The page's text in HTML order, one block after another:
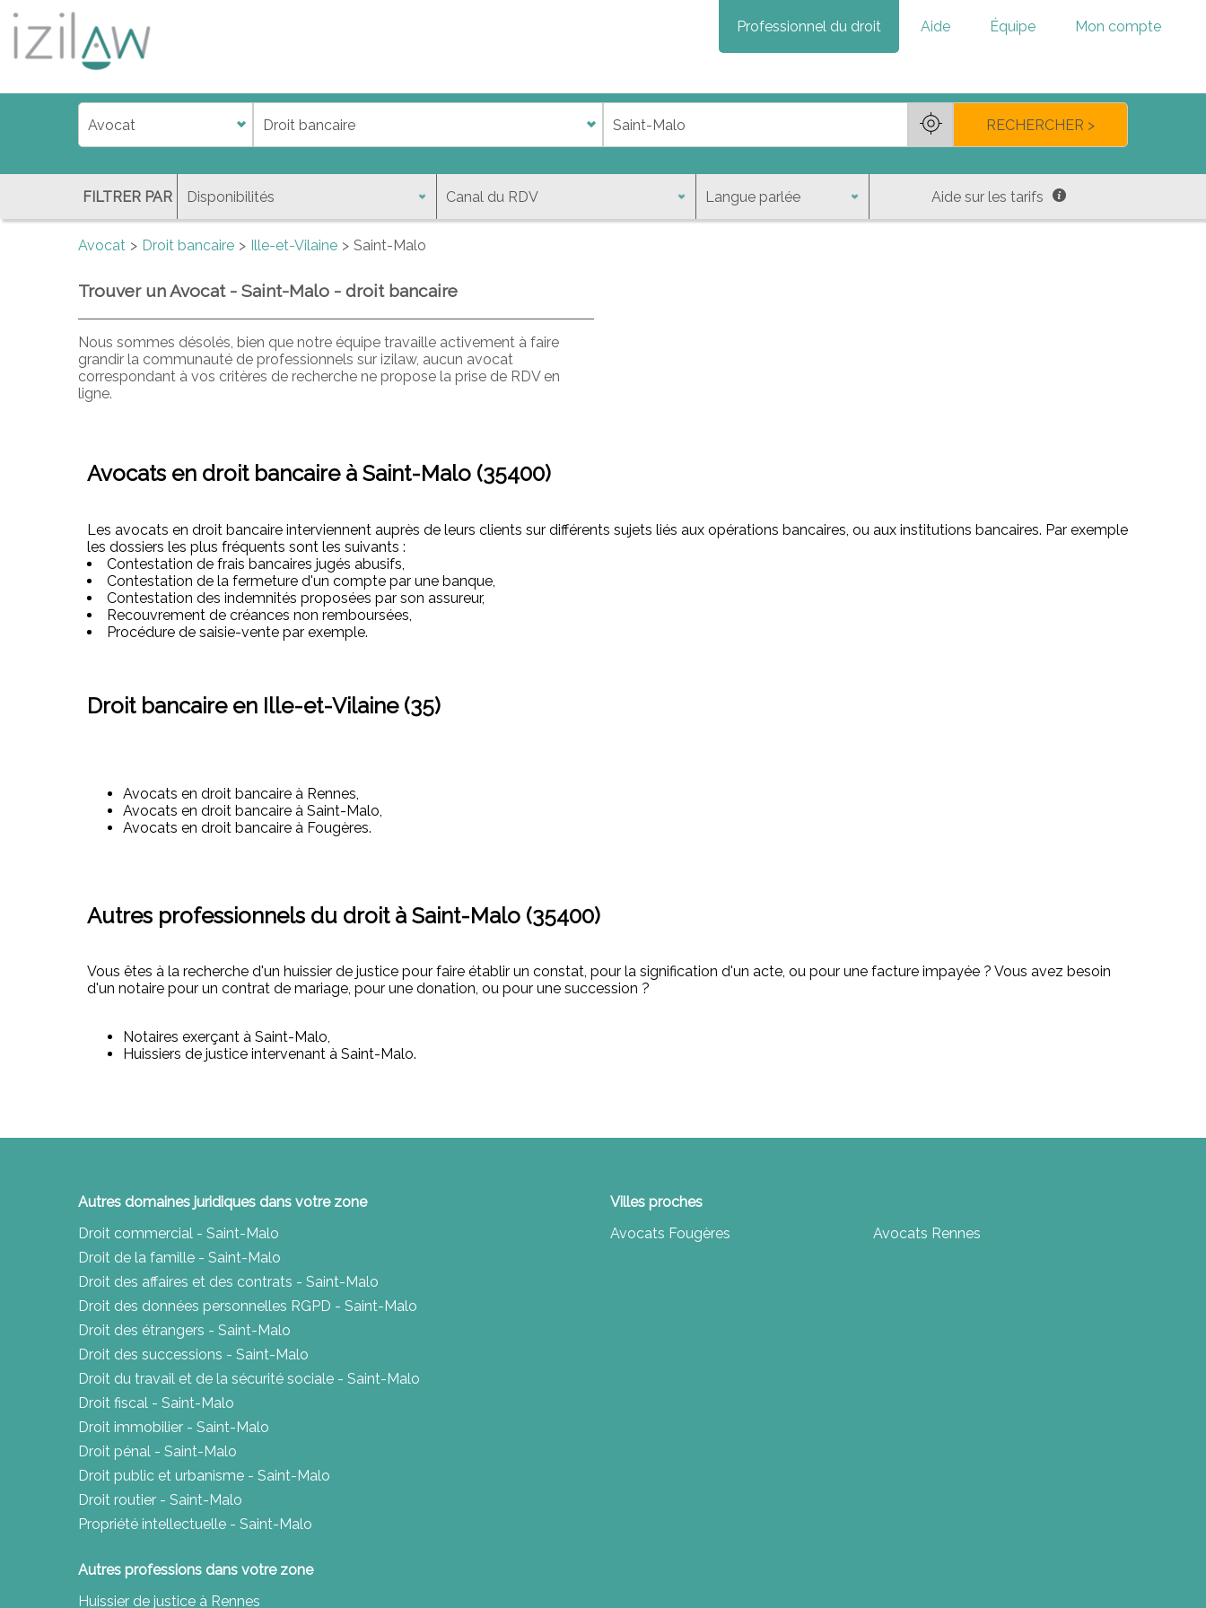
Professionnel du droit Aide Équipe Mon compte
jdadi
fl
RECHERCHER >
FILTRER PAR Aide sur les tarifs
Avocat Droit bancaire Ille-et-Vilaine Saint-Malo
Trouver un Avocat - Saint-Malo - droit bancaire
Nous sommes désolés, bien que notre équipe travaille activement à faire
grandir la communauté de professionnels sur izilaw, aucun avocat
correspondant à vos critères de recherche ne propose la prise de RDV en
ligne.
Avocats en droit bancaire à Saint-Malo (35400)
Les avocats en droit bancaire interviennent auprès de leurs clients sur différents sujets liés aux opérations bancaires, ou aux institutions bancaires. Par exemple
les dossiers les plus fréquents sont les suivants :
Contestation de frais bancaires jugés abusifs,
Contestation de la fermeture d'un compte par une banque,
Contestation des indemnités proposées par son assureur,
Recouvrement de créances non remboursées,
Procédure de saisie-vente par exemple.
Droit bancaire en Ille-et-Vilaine (35)
Avocats en droit bancaire à Rennes,
Avocats en droit bancaire à Saint-Malo,
Avocats en droit bancaire à Fougères.
Autres professionnels du droit à Saint-Malo (35400)
Vous êtes à la recherche d'un huissier de justice pour faire établir un constat, pour la signification d'un acte, ou pour une facture impayée ? Vous avez besoin
d'un notaire pour un contrat de mariage, pour une donation, ou pour une succession ?
Notaires exerçant à Saint-Malo,
Huissiers de justice intervenant à Saint-Malo.
Autres domaines juridiques dans votre zone
Droit commercial - Saint-Malo
Droit de la famille - Saint-Malo
Droit des affaires et des contrats - Saint-Malo
Droit des données personnelles RGPD - Saint-Malo
Droit des étrangers - Saint-Malo
Droit des successions - Saint-Malo
Droit du travail et de la sécurité sociale - Saint-Malo
Droit fiscal - Saint-Malo
Droit immobilier - Saint-Malo
Droit pénal - Saint-Malo
Droit public et urbanisme - Saint-Malo
Droit routier - Saint-Malo
Propriété intellectuelle - Saint-Malo
Autres professions dans votre zone
Huissier de justice à Rennes
Villes proches
Avocats Fougères
Avocats Rennes